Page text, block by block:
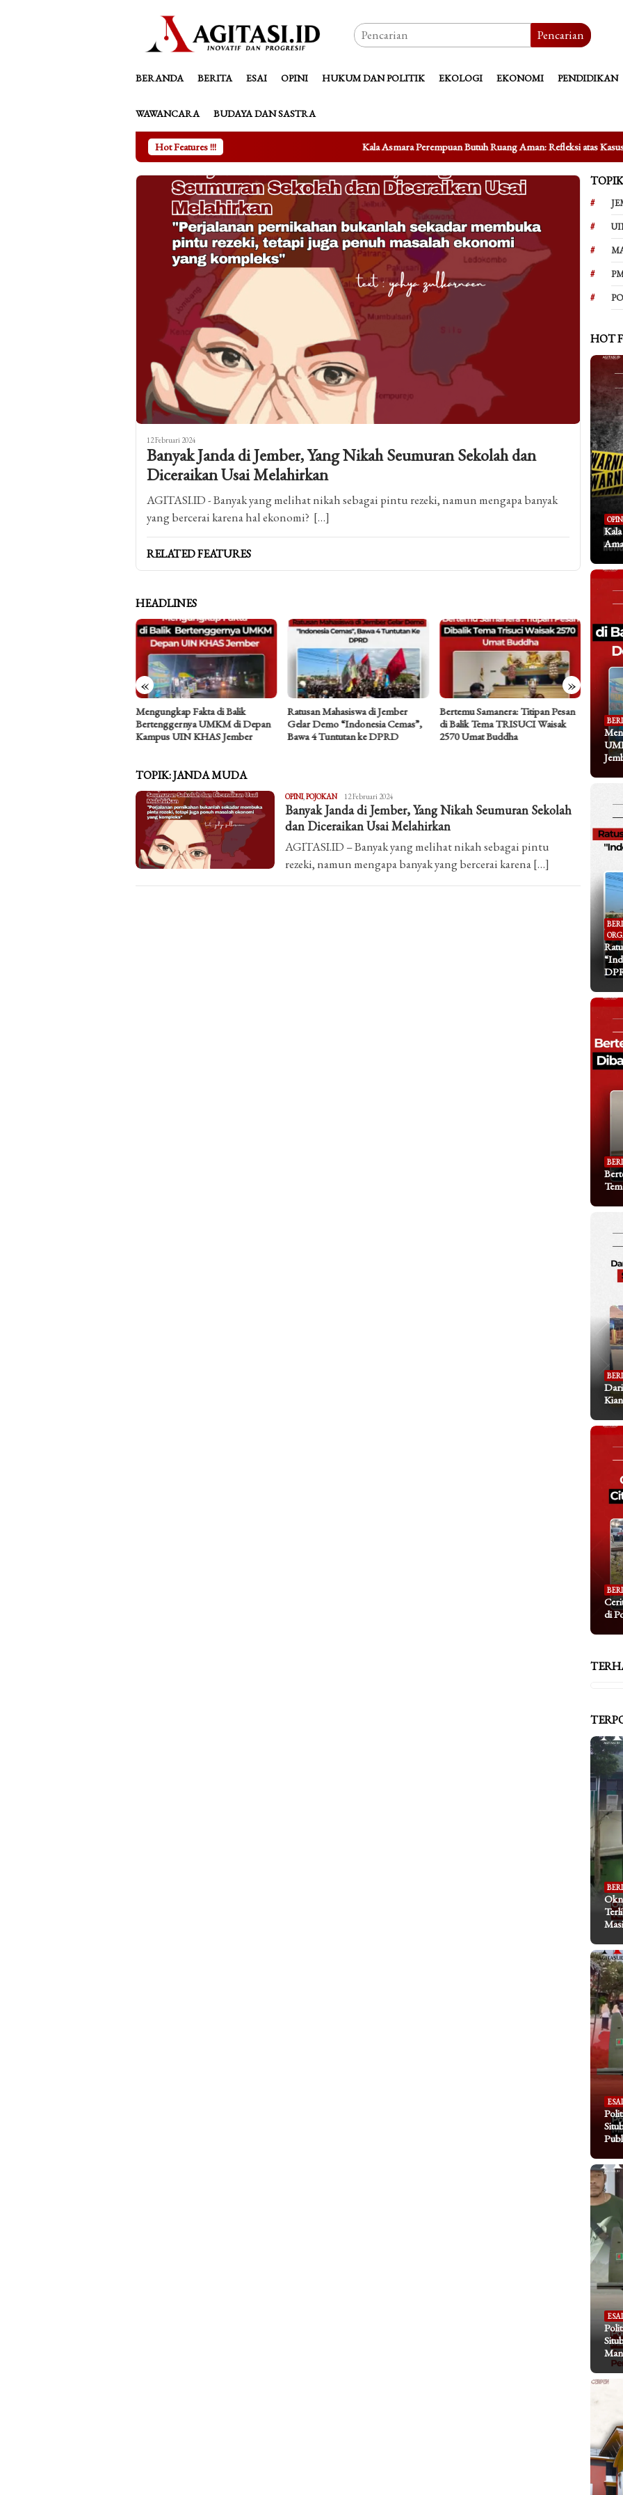
Pencarian
BERANDA BERITA ESAI OPINI HUKUM DAN POLITIK EKOLOGI EKONOMI PENDIDIKAN
WAWANCARA BUDAYA DAN SASTRA
Hot Features !!! Kala Asmara Perempuan Butuh Ruang Aman: Refleksi atas Kasus Taufik Hidayat
12 Februari 2024
Banyak Janda di Jember, Yang Nikah Seumuran Sekolah dan
Diceraikan Usai Melahirkan
AGITASI.ID - Banyak yang melihat nikah sebagai pintu rezeki, namun mengapa banyak
yang bercerai karena hal ekonomi? […]
RELATED FEATURES
HEADLINES
« »
Mengungkap Fakta di Balik
Bertenggernya UMKM di Depan
Kampus UIN KHAS Jember
Ratusan Mahasiswa di Jember
Gelar Demo “Indonesia Cemas”,
Bawa 4 Tuntutan ke DPRD
Bertemu Samanera: Titipan Pesan
di Balik Tema TRISUCI Waisak
2570 Umat Buddha
Dari
TOPIK:JANDA MUDA
OPINI,POJOKANYahya
Zulkarnaen
12 Februari 2024
Banyak Janda di Jember, Yang Nikah Seumuran Sekolah
dan Diceraikan Usai Melahirkan
AGITASI.ID – Banyak yang melihat nikah sebagai pintu
rezeki, namun mengapa banyak yang bercerai karena […]
HOT
di
ESAI
ESAI